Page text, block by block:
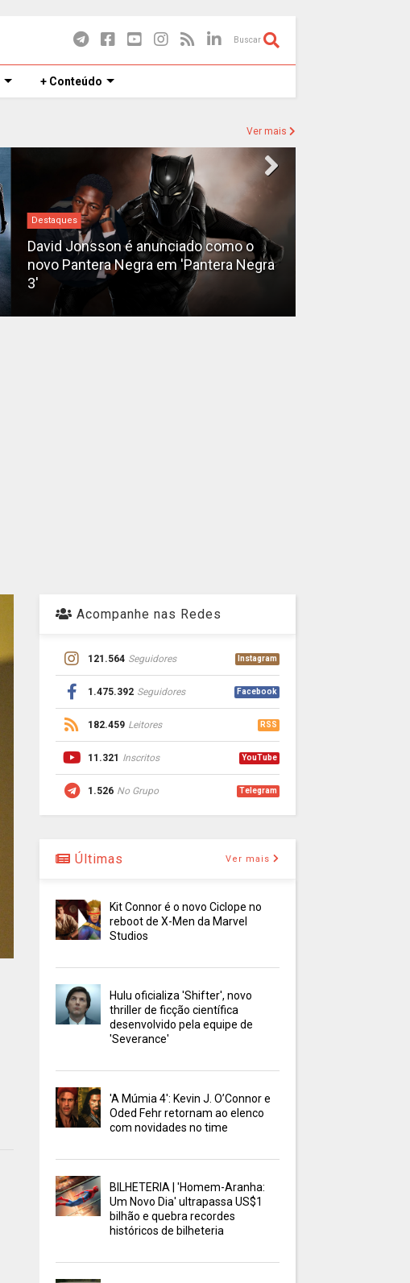
Buscar
+ Conteúdo
Ver mais
Destaques
David Jonsson é anunciado como o
novo Pantera Negra em 'Pantera Negra
3'
Acompanhe nas Redes
121.564 Seguidores Instagram
1.475.392 Seguidores Facebook
182.459 Leitores RSS
11.321 Inscritos YouTube
1.526 No Grupo Telegram
Últimas Ver mais
Kit Connor é o novo Ciclope no
reboot de X-Men da Marvel
Studios
Hulu oficializa 'Shifter', novo
thriller de ficção científica
desenvolvido pela equipe de
'Severance'
'A Múmia 4': Kevin J. O’Connor e
Oded Fehr retornam ao elenco
com novidades no time
BILHETERIA | 'Homem-Aranha:
Um Novo Dia' ultrapassa US$1
bilhão e quebra recordes
históricos de bilheteria